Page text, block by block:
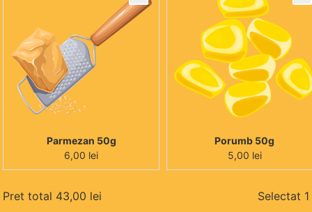
Parmezan 50g
6,00 lei
Porumb 50g
5,00 lei
Pret total 43,00 lei Selectat 1